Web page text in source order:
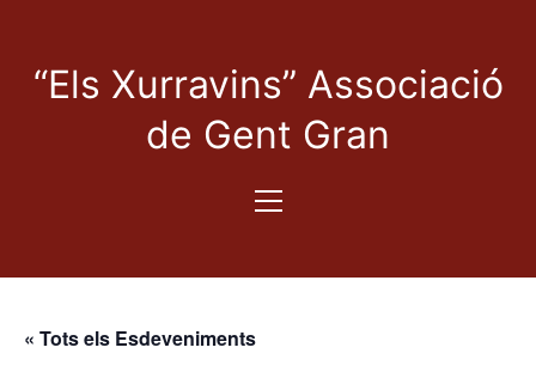
“Els Xurravins” Associació
de Gent Gran
« Tots els Esdeveniments